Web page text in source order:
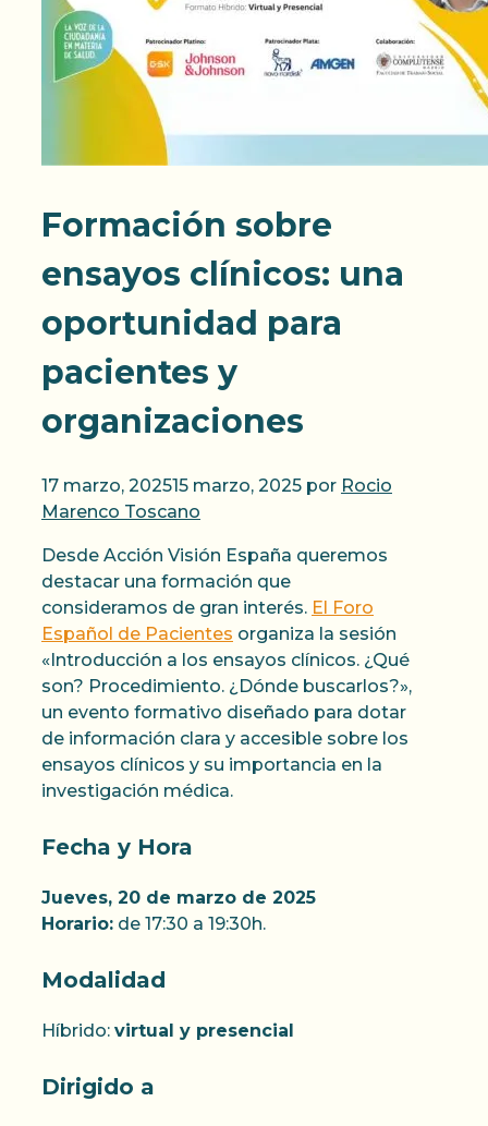
Formación sobre
ensayos clínicos: una
oportunidad para
pacientes y
organizaciones
17 marzo, 202515 marzo, 2025 por Rocio
Marenco Toscano
Desde Acción Visión España queremos
destacar una formación que
consideramos de gran interés. El Foro
Español de Pacientes organiza la sesión
«Introducción a los ensayos clínicos. ¿Qué
son? Procedimiento. ¿Dónde buscarlos?»,
un evento formativo diseñado para dotar
de información clara y accesible sobre los
ensayos clínicos y su importancia en la
investigación médica.
Fecha y Hora
Jueves, 20 de marzo de 2025
Horario: de 17:30 a 19:30h.
Modalidad
Híbrido: virtual y presencial
Dirigido a